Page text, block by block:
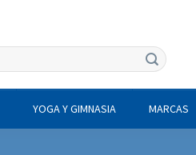
YOGA Y GIMNASIA MARCAS